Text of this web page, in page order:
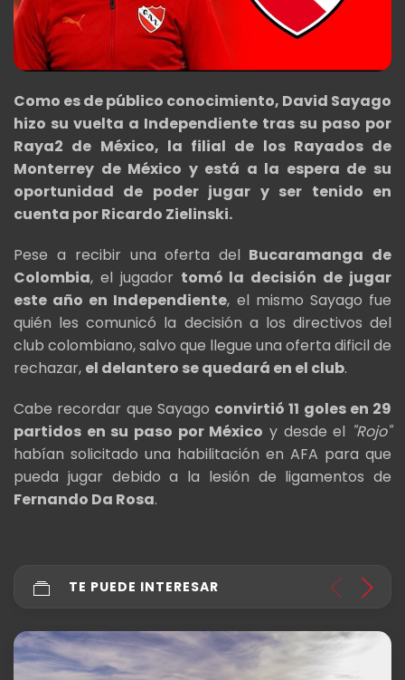
Como es de público conocimiento, David Sayago
hizo su vuelta a Independiente tras su paso por
Raya2 de México, la filial de los Rayados de
Monterrey de México y está a la espera de su
oportunidad de poder jugar y ser tenido en
cuenta por Ricardo Zielinski.
Pese a recibir una oferta del Bucaramanga de
Colombia, el jugador tomó la decisión de jugar
este año en Independiente, el mismo Sayago fue
quién les comunicó la decisión a los directivos del
club colombiano, salvo que llegue una oferta dificil de
rechazar, el delantero se quedará en el club.
Cabe recordar que Sayago convirtió 11 goles en 29
partidos en su paso por México y desde el "Rojo"
habían solicitado una habilitación en AFA para que
pueda jugar debido a la lesión de ligamentos de
Fernando Da Rosa.
TE PUEDE INTERESAR